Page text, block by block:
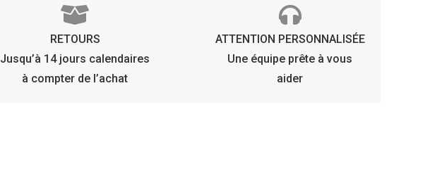
RETOURS
Jusqu’à 14 jours calendaires
à compter de l’achat
ATTENTION PERSONNALISÉE
Une équipe prête à vous
aider